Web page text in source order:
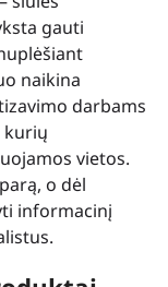
gauti
naikina
darbams
kurių
vietos.
o dėl
informacinį